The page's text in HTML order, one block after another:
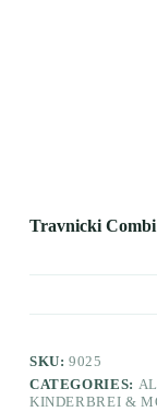
Travnicki
SKU:9025
CATEGORIES:
KINDERBREI &